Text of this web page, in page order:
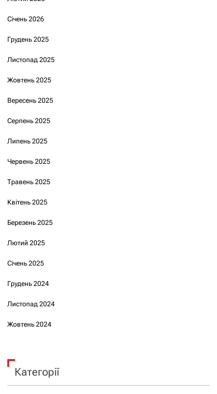
Січень 2026
Грудень 2025
Листопад 2025
Жовтень 2025
Вересень 2025
Серпень 2025
Липень 2025
Червень 2025
Травень 2025
Квітень 2025
Березень 2025
Лютий 2025
Січень 2025
Грудень 2024
Листопад 2024
Жовтень 2024
Категорії